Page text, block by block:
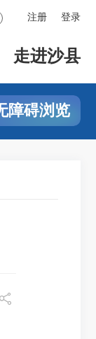
注册 登录
走进沙县
障碍浏览
